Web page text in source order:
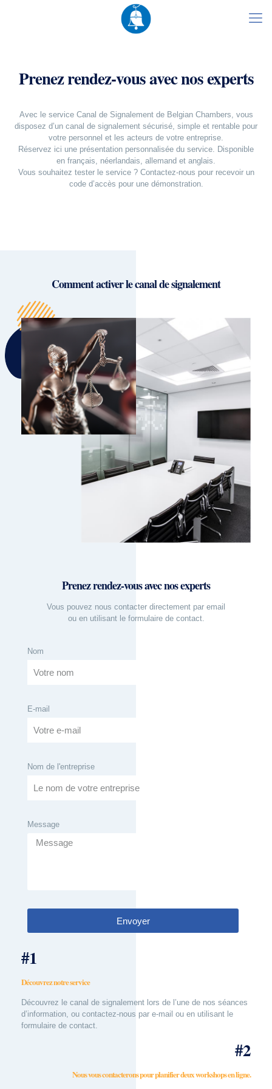
Prenez rendez-vous avec nos experts
Avec le service Canal de Signalement de Belgian Chambers, vous
disposez d’un canal de signalement sécurisé, simple et rentable pour
votre personnel et les acteurs de votre entreprise.
Réservez ici une présentation personnalisée du service. Disponible
en français, néerlandais, allemand et anglais.
Vous souhaitez tester le service ? Contactez-nous pour recevoir un
code d’accès pour une démonstration.
Comment activer le canal de signalement
Prenez rendez-vous avec nos experts
Vous pouvez nous contacter directement par email
ou en utilisant le formulaire de contact.
Nom
E-mail
Nom de l'entreprise
Message
Envoyer
#1
Découvrez notre service
Découvrez le canal de signalement lors de l’une de nos séances
d’information, ou contactez-nous par e-mail ou en utilisant le
formulaire de contact.
#2
Nous vous contacterons pour planifier deux workshops en ligne.